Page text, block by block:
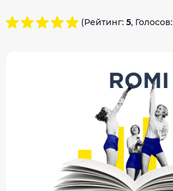
(Рейтинг: 5, Голосов: